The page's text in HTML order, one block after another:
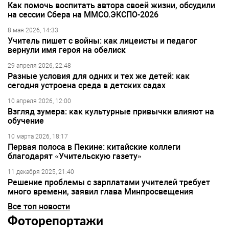
Как помочь воспитать автора своей жизни, обсудили
на сессии Сбера на ММСО.ЭКСПО-2026
8 мая 2026, 14:33
Учитель пишет с войны: как лицеисты и педагог
вернули имя героя на обелиск
29 апреля 2026, 22:48
Разные условия для одних и тех же детей: как
сегодня устроена среда в детских садах
10 апреля 2026, 12:00
Взгляд зумера: как культурные привычки влияют на
обучение
10 марта 2026, 18:17
Первая полоса в Пекине: китайские коллеги
благодарят «Учительскую газету»
11 декабря 2025, 21:40
Решение проблемы с зарплатами учителей требует
много времени, заявил глава Минпросвещения
Все топ новости
Фоторепортажи